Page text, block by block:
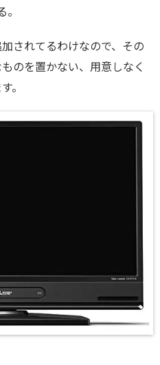
されてるわけなので、その
のを置かない、用意しなく
。